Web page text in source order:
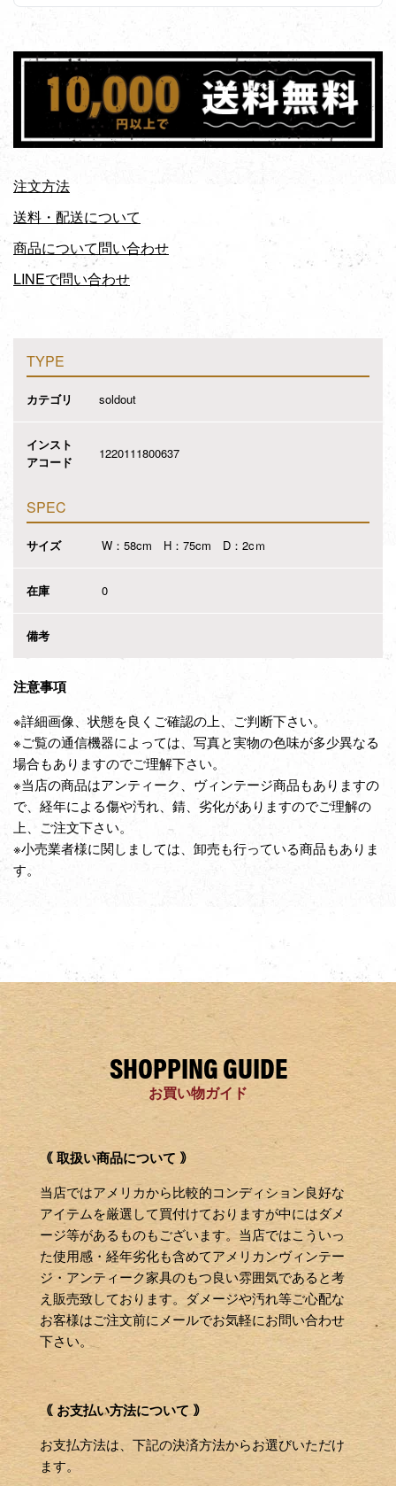
注文方法
送料・配送について
商品について問い合わせ
LINEで問い合わせ
TYPE
カテゴリ soldout
インスト
アコード
1220111800637
SPEC
サイズ W：58cm H：75cm D：2cｍ
在庫 0
備考
注意事項
※詳細画像、状態を良くご確認の上、ご判断下さい。
※ご覧の通信機器によっては、写真と実物の色味が多少異なる
場合もありますのでご理解下さい。
※当店の商品はアンティーク、ヴィンテージ商品もありますの
で、経年による傷や汚れ、錆、劣化がありますのでご理解の
上、ご注文下さい。
※小売業者様に関しましては、卸売も行っている商品もありま
す。
SHOPPING GUIDE
お買い物ガイド
｟ 取扱い商品について ｠
当店ではアメリカから比較的コンディション良好な
アイテムを厳選して買付けておりますが中にはダメ
ージ等があるものもございます。当店ではこういっ
た使用感・経年劣化も含めてアメリカンヴィンテー
ジ・アンティーク家具のもつ良い雰囲気であると考
え販売致しております。ダメージや汚れ等ご心配な
お客様はご注文前にメールでお気軽にお問い合わせ
下さい。
｟ お支払い方法について ｠
お支払方法は、下記の決済方法からお選びいただけ
ます。